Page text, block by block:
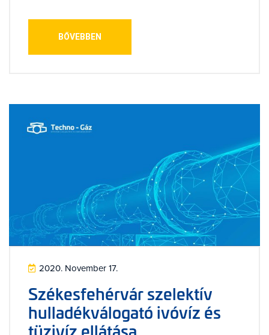
BŐVEBBEN
2020. November 17.
Székesfehérvár szelektív
hulladékválogató ivóvíz és
tüzivíz ellátása